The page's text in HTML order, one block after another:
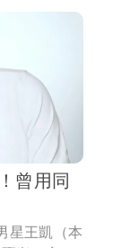
道「謝謝好
驚又喜。
曾用同
星王凱（本